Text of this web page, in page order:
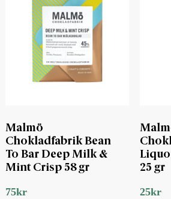
Malmö
Chokladfabrik Bean
To Bar Deep Milk &
Mint Crisp 58 gr
75kr
25 gr
25kr